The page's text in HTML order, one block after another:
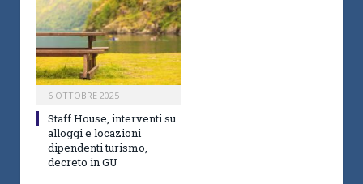
6 OTTOBRE 2025
Staff House, interventi su
alloggi e locazioni
dipendenti turismo,
decreto in GU